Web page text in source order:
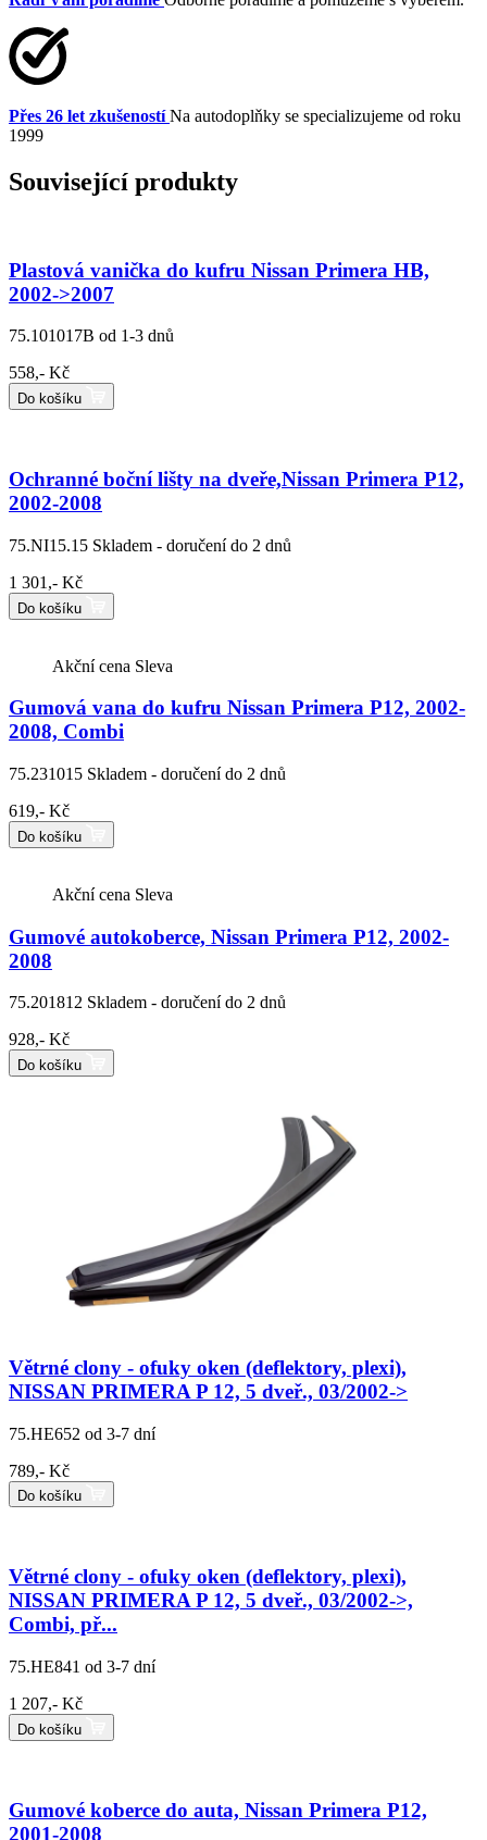
Přes 26 let zkušeností Na autodoplňky se specializujeme od roku
1999
Související produkty
Plastová vanička do kufru Nissan Primera HB,
2002->2007
75.101017B od 1-3 dnů
558,- Kč
Do košíku
Ochranné boční lišty na dveře,Nissan Primera P12,
2002-2008
75.NI15.15 Skladem - doručení do 2 dnů
1 301,- Kč
Do košíku
Akční cena Sleva
Gumová vana do kufru Nissan Primera P12, 2002-
2008, Combi
75.231015 Skladem - doručení do 2 dnů
619,- Kč
Do košíku
Akční cena Sleva
Gumové autokoberce, Nissan Primera P12, 2002-
2008
75.201812 Skladem - doručení do 2 dnů
928,- Kč
Do košíku
Větrné clony - ofuky oken (deflektory, plexi),
NISSAN PRIMERA P 12, 5 dveř., 03/2002->
75.HE652 od 3-7 dní
789,- Kč
Do košíku
Větrné clony - ofuky oken (deflektory, plexi),
NISSAN PRIMERA P 12, 5 dveř., 03/2002->,
Combi, př...
75.HE841 od 3-7 dní
1 207,- Kč
Do košíku
Gumové koberce do auta, Nissan Primera P12,
2001-2008